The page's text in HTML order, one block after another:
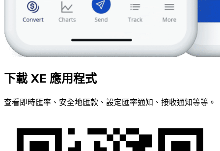
下載 XE 應用程式
查看即時匯率、安全地匯款、設定匯率通知、接收通知等等。